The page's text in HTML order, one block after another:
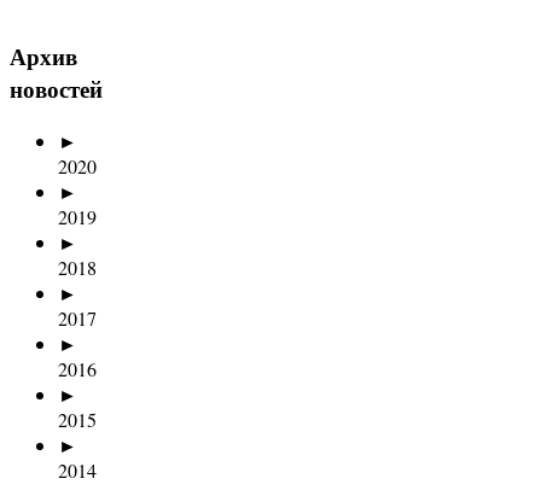
Архив
новостей
►
2020
►
2019
►
2018
►
2017
►
2016
►
2015
►
2014